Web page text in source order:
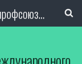
Республиканский совет профсоюза авиаработников Узбекистана